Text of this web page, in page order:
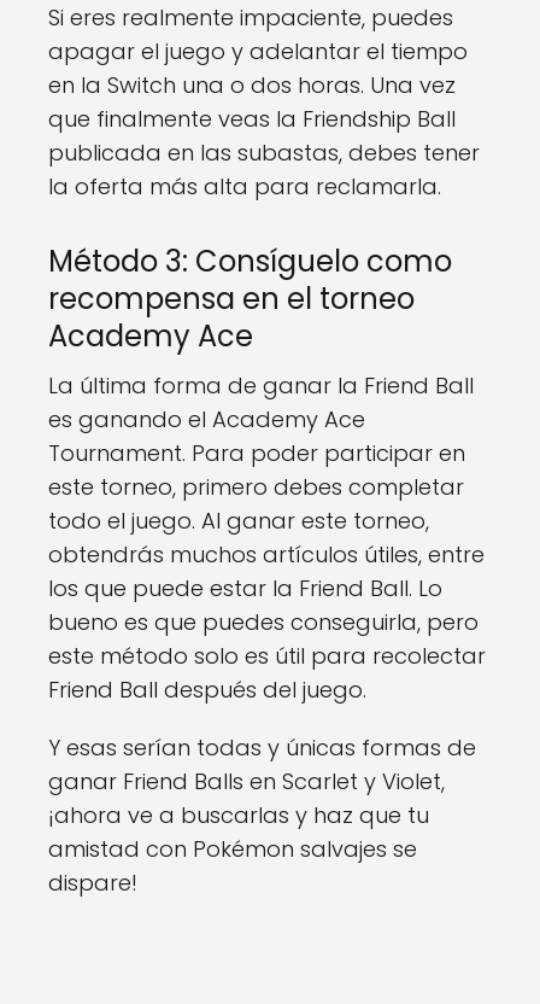
Si eres realmente impaciente, puedes
apagar el juego y adelantar el tiempo
en la Switch una o dos horas. Una vez
que finalmente veas la Friendship Ball
publicada en las subastas, debes tener
la oferta más alta para reclamarla.
Método 3: Consíguelo como
recompensa en el torneo
Academy Ace
La última forma de ganar la Friend Ball
es ganando el Academy Ace
Tournament. Para poder participar en
este torneo, primero debes completar
todo el juego. Al ganar este torneo,
obtendrás muchos artículos útiles, entre
los que puede estar la Friend Ball. Lo
bueno es que puedes conseguirla, pero
este método solo es útil para recolectar
Friend Ball después del juego.
Y esas serían todas y únicas formas de
ganar Friend Balls en Scarlet y Violet,
¡ahora ve a buscarlas y haz que tu
amistad con Pokémon salvajes se
dispare!